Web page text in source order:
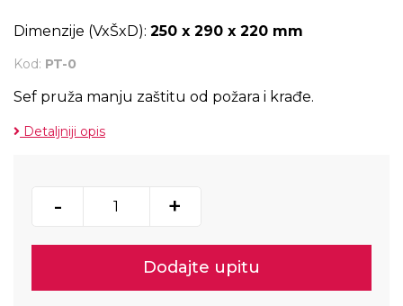
Dimenzije (VxŠxD): 250 x 290 x 220 mm
Kod: PT-0
Sef pruža manju zaštitu od požara i krađe.
Detaljniji opis
- +
Dodajte upitu